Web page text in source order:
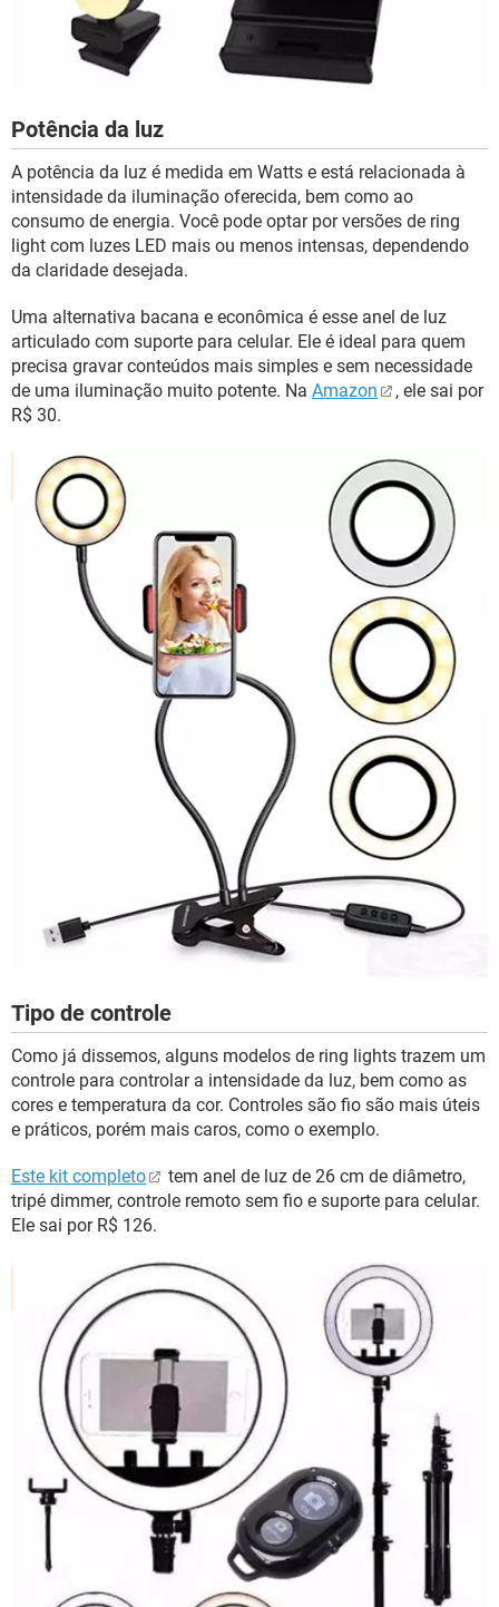
Potência da luz
A potência da luz é medida em Watts e está relacionada à
intensidade da iluminação oferecida, bem como ao
consumo de energia. Você pode optar por versões de ring
light com luzes LED mais ou menos intensas, dependendo
da claridade desejada.
Uma alternativa bacana e econômica é esse anel de luz
articulado com suporte para celular. Ele é ideal para quem
precisa gravar conteúdos mais simples e sem necessidade
de uma iluminação muito potente. Na Amazon
, ele sai por
R$ 30.
Tipo de controle
Como já dissemos, alguns modelos de ring lights trazem um
controle para controlar a intensidade da luz, bem como as
cores e temperatura da cor. Controles são fio são mais úteis
e práticos, porém mais caros, como o exemplo.
Este kit completo
tem anel de luz de 26 cm de diâmetro,
tripé dimmer, controle remoto sem fio e suporte para celular.
Ele sai por R$ 126.